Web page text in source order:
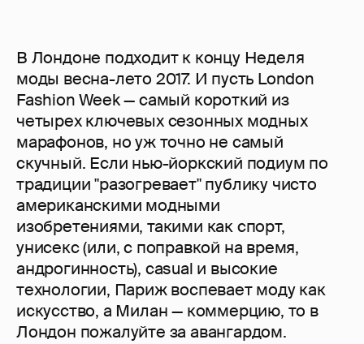
В Лондоне подходит к концу Неделя
моды весна-лето 2017. И пусть London
Fashion Week — самый короткий из
четырех ключевых сезонных модных
марафонов, но уж точно не самый
скучный. Если нью-йоркский подиум по
традиции "разогревает" публику чисто
американскими модными
изобретениями, такими как спорт,
унисекс (или, с поправкой на время,
андрогинность), casual и высокие
технологии, Париж воспевает моду как
искусство, а Милан — коммерцию, то в
Лондон пожалуйте за авангардом.